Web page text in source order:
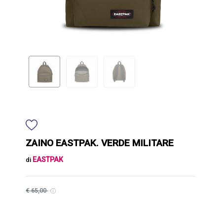
ZAINO EASTPAK. VERDE MILITARE
di EASTPAK
€ 65,00